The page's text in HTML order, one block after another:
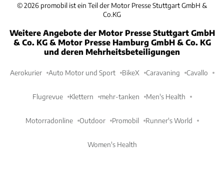
©2026 promobil ist ein Teil der Motor Presse Stuttgart GmbH &
Co.KG
Weitere Angebote der Motor Presse Stuttgart GmbH
& Co. KG & Motor Presse Hamburg GmbH & Co. KG
und deren Mehrheitsbeteiligungen
Aerokurier Auto Motor und Sport BikeX Caravaning Cavallo
Flugrevue Klettern mehr-tanken Men's Health
Motorradonline Outdoor Promobil Runner's World
Women's Health